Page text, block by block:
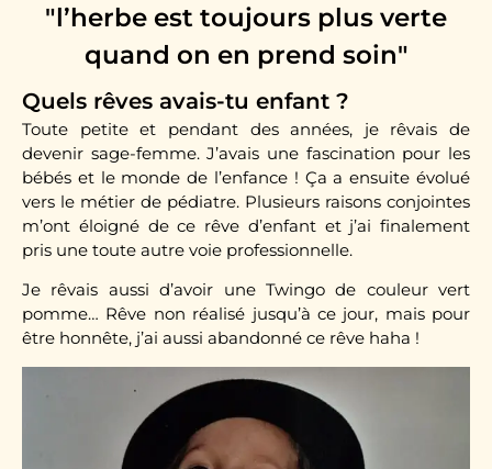
"l’herbe est toujours plus verte
quand on en prend soin"
Quels rêves avais-tu enfant ?
Toute petite et pendant des années, je rêvais de
devenir sage-femme. J’avais une fascination pour les
bébés et le monde de l’enfance ! Ça a ensuite évolué
vers le métier de pédiatre. Plusieurs raisons conjointes
m’ont éloigné de ce rêve d’enfant et j’ai finalement
pris une toute autre voie professionnelle.
Je rêvais aussi d’avoir une Twingo de couleur vert
pomme… Rêve non réalisé jusqu’à ce jour, mais pour
être honnête, j’ai aussi abandonné ce rêve haha !